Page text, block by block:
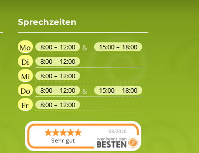
Sprechzeiten
Mo 8:00 – 12:00 & 15:00 – 18:00
Di 8:00 – 12:00
Mi 8:00 – 12:00
Do 8:00 – 12:00 & 15:00 – 18:00
Fr 8:00 – 12:00
Sehr gut
08/2026
Dr. med. dent.